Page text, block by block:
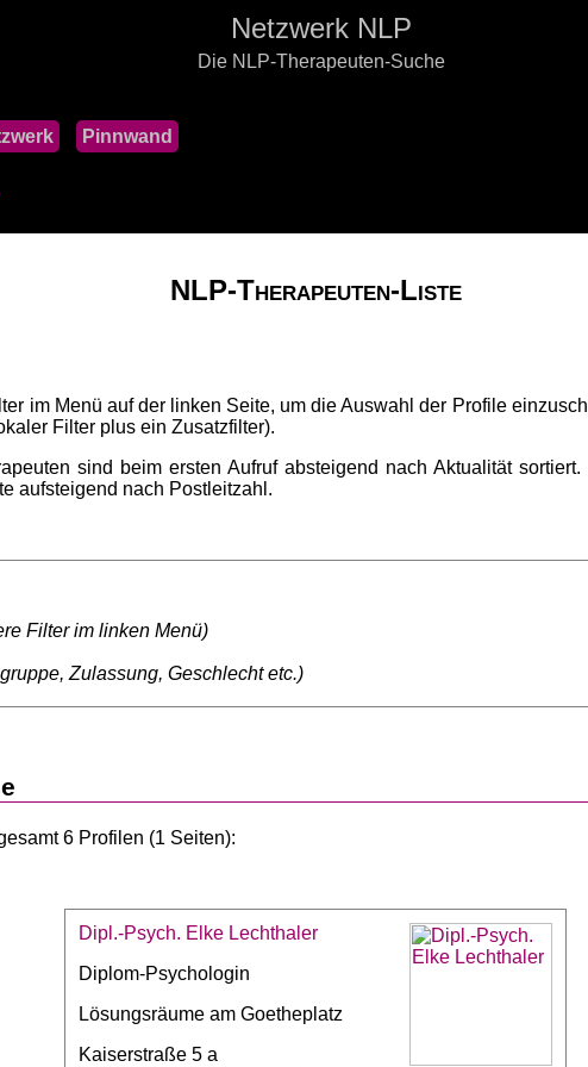
Netzwerk NLP
Die NLP-Therapeuten-Suche
Pinnwand
NLP-Therapeuten-Liste
im Menü auf der linken Seite, um die Auswahl der Profile
Filter plus ein Zusatzfilter).
sind beim ersten Aufruf absteigend nach Aktualität
aufsteigend nach Postleitzahl.
Filter im linken Menü)
Zulassung, Geschlecht etc.)
6 Profilen (1 Seiten):
Dipl.-Psych. Elke Lechthaler
Diplom-Psychologin
Lösungsräume am Goetheplatz
Kaiserstraße 5 a